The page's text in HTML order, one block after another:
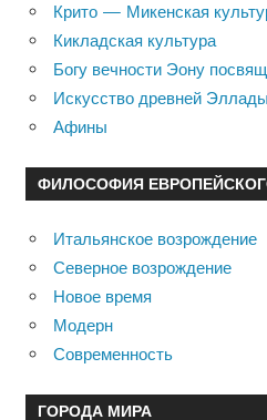
Крито — Микенская
Кикладская культура
Богу вечности Эону
Искусство древней Эллады
Афины
ФИЛОСОФИЯ
Итальянское возрождение
Северное возрождение
Новое время
Модерн
Современность
ГОРОДА МИРА